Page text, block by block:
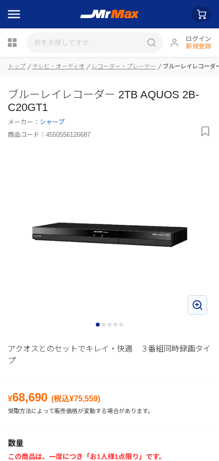
ログイン
新規登録
瓶詰
トップ テレビ・オーディオ レコーダー・プレーヤー ブルーレイレコーダ
ブルーレイレコーダー 2TB AQUOS 2B-
C20GT1
メーカー： シャープ
商品コード： 4550556126687
アクオスとのセットでキレイ・快適 ３番組同時録画タイ
プ
¥68,690 (税込¥75,559)
受取方法によって販売価格が変動する場合があります。
数量
この商品は、一度につき「お1人様1点限り」です。